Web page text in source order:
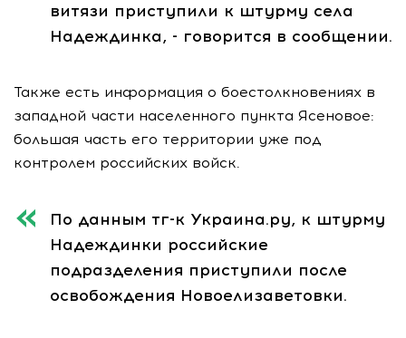
витязи приступили к штурму села
Надеждинка, - говорится в сообщении.
Также есть информация о боестолкновениях в
западной части населенного пункта Ясеновое:
большая часть его территории уже под
контролем российских войск.
По данным тг-к Украина.ру, к штурму
Надеждинки российские
подразделения приступили после
освобождения Новоелизаветовки.